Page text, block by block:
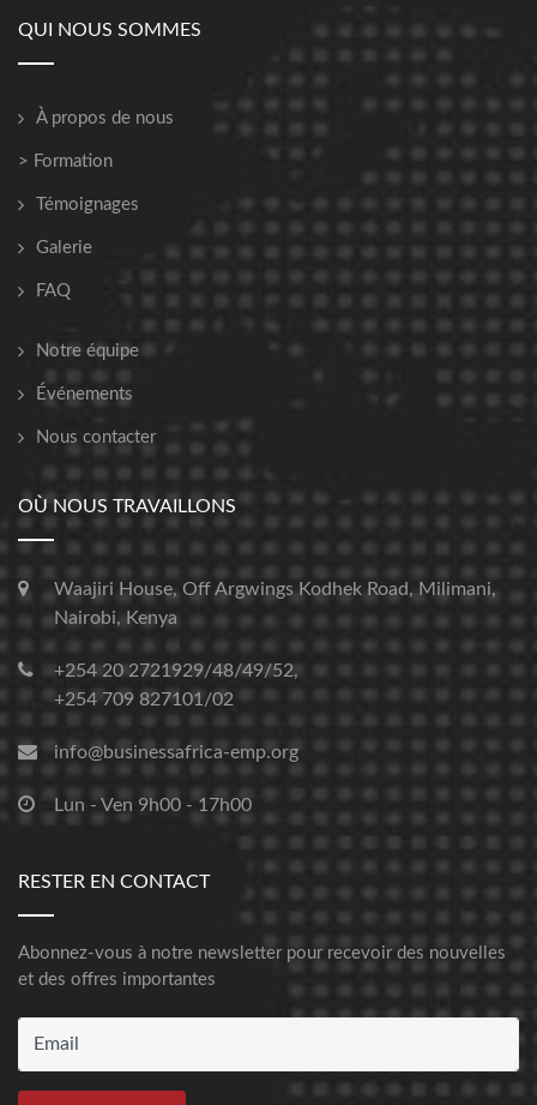
QUI NOUS SOMMES
À propos de nous
> Formation
Témoignages
Galerie
FAQ
Notre équipe
Événements
Nous contacter
OÙ NOUS TRAVAILLONS
Waajiri House, Off Argwings Kodhek Road, Milimani,
Nairobi, Kenya
+254 20 2721929/48/49/52,
+254 709 827101/02
info@businessafrica-emp.org
Lun - Ven 9h00 - 17h00
RESTER EN CONTACT
Abonnez-vous à notre newsletter pour recevoir des nouvelles
et des offres importantes